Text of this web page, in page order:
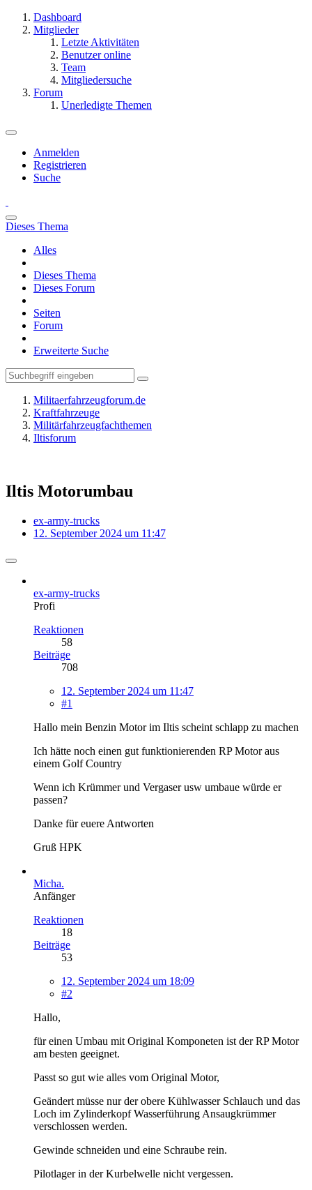
Dashboard
Mitglieder
Letzte Aktivitäten
Benutzer online
Team
Mitgliedersuche
Forum
Unerledigte Themen
Anmelden
Registrieren
Suche
Dieses Thema
Alles
Dieses Thema
Dieses Forum
Seiten
Forum
Erweiterte Suche
Militaerfahrzeugforum.de
Kraftfahrzeuge
Militärfahrzeugfachthemen
Iltisforum
Iltis Motorumbau
ex-army-trucks
12. September 2024 um 11:47
ex-army-trucks
Profi
Reaktionen
58
Beiträge
708
12. September 2024 um 11:47
#1
Hallo mein Benzin Motor im Iltis scheint schlapp zu machen
Ich hätte noch einen gut funktionierenden RP Motor aus
einem Golf Country
Wenn ich Krümmer und Vergaser usw umbaue würde er
passen?
Danke für euere Antworten
Gruß HPK
Micha.
Anfänger
Reaktionen
18
Beiträge
53
12. September 2024 um 18:09
#2
Hallo,
für einen Umbau mit Original Komponeten ist der RP Motor
am besten geeignet.
Passt so gut wie alles vom Original Motor,
Geändert müsse nur der obere Kühlwasser Schlauch und das
Loch im Zylinderkopf Wasserführung Ansaugkrümmer
verschlossen werden.
Gewinde schneiden und eine Schraube rein.
Pilotlager in der Kurbelwelle nicht vergessen.